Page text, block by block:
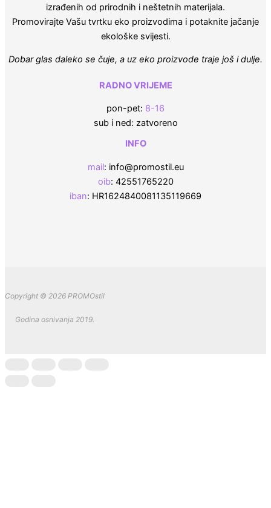
izrađenih od prirodnih i neštetnih materijala.
Promovirajte Vašu tvrtku eko proizvodima i potaknite jačanje
ekološke svijesti.
Dobar glas daleko se čuje, a uz eko proizvode traje još i dulje.
RADNO VRIJEME
pon-pet: 8-16
sub i ned: zatvoreno
INFO
mail: info@promostil.eu
oib: 42551765220
iban: HR1624840081135119669
Copyright © 2026 PROMOstil
Godina osnivanja 2019.